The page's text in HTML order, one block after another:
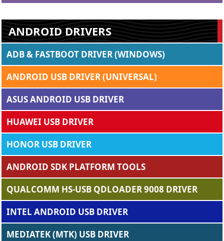
ANDROID DRIVERS
ADB & FASTBOOT DRIVER (WINDOWS)
ANDROID USB DRIVER (UNIVERSAL)
ASUS ANDROID USB DRIVER
HUAWEI USB DRIVER
HONOR USB DRIVER
ANDROID SDK PLATFORM TOOLS
QUALCOMM HS-USB QDLOADER 9008 DRIVER
INTEL ANDROID USB DRIVER
MEDIATEK (MTK) USB DRIVER